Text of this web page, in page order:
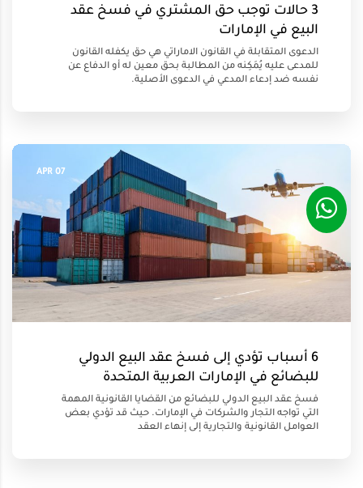
3 حالات توجب حق المشتري في فسخ عقد
البيع في الإمارات
الدعوى المتقابلة في القانون الاماراتي هي حق يكفله القانون
للمدعى عليه يُمَكِنه من المطالبة بحق معين له أو الدفاع عن
نفسه ضد إدعاء المدعي في الدعوى الأصلية.
07 APR
6 أسباب تؤدي إلى فسخ عقد البيع الدولي
للبضائع في الإمارات العربية المتحدة
فسخ عقد البيع الدولي للبضائع من القضايا القانونية المهمة
التي تواجه التجار والشركات في الإمارات. حيث قد تؤدي بعض
العوامل القانونية والتجارية إلى إنهاء العقد